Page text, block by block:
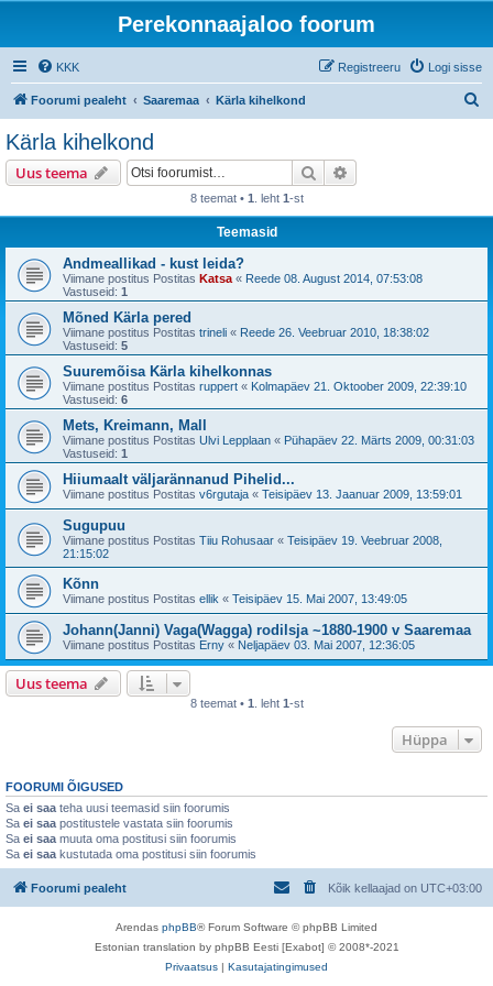
Perekonnaajaloo foorum
KKK Logi sisse
Registreeru
Foorumi pealeht Saaremaa Kärla kihelkond
Kärla kihelkond
Uus teema Otsi
8 teemat • 1 . leht 1-st
Teemasid
Andmeallikad - kust leida?
Viimane postitus Postitas Katsa « Reede 08. August 2014, 07:53:08
Vastuseid: 1
Mõned Kärla pered
Viimane postitus Postitas trineli « Reede 26. Veebruar 2010, 18:38:02
Vastuseid: 5
Suuremõisa Kärla kihelkonnas
Viimane postitus Postitas ruppert « Kolmapäev 21. Oktoober 2009, 22:39:10
Vastuseid: 6
Mets, Kreimann, Mall
Viimane postitus Postitas Ulvi Lepplaan « Pühapäev 22. Märts 2009, 00:31:03
Vastuseid: 1
Hiiumaalt väljarännanud Pihelid...
Viimane postitus Postitas v6rgutaja « Teisipäev 13. Jaanuar 2009, 13:59:01
Sugupuu
Viimane postitus Postitas Tiiu Rohusaar « Teisipäev 19. Veebruar 2008,
21:15:02
Kõnn
Viimane postitus Postitas ellik « Teisipäev 15. Mai 2007, 13:49:05
Johann(Janni) Vaga(Wagga) rodilsja ~1880-1900 v Saaremaa
Viimane postitus Postitas Erny « Neljapäev 03. Mai 2007, 12:36:05
Uus teema
8 teemat • 1 . leht 1-st
Hüppa
FOORUMI ÕIGUSED
Sa ei saa teha uusi teemasid siin foorumis
Sa ei saa postitustele vastata siin foorumis
Sa ei saa muuta oma postitusi siin foorumis
Sa ei saa kustutada oma postitusi siin foorumis
Foorumi pealeht Kõik kellaajad on UTC+03:00
Arendas phpBB® Forum Software © phpBB Limited
Estonian translation by phpBB Eesti [Exabot] © 2008*-2021
Privaatsus | Kasutajatingimused